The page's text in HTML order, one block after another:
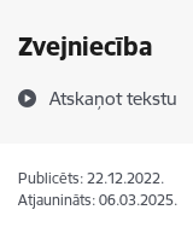
Zvejniecība
Atskaņot tekstu
Publicēts: 22.12.2022.
Atjaunināts: 06.03.2025.